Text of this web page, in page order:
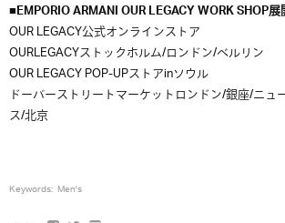
■EMPORIO ARMANI OUR LEGACY WORK SHOP
OUR LEGACY公式オンラインストア
OURLEGACYストックホルム/ロンドン/ベルリン
OUR LEGACY POP-UPストアinソウル
ドーバーストリートマーケットロンドン/銀座/ニ
ス/北京
Keywords: Men's